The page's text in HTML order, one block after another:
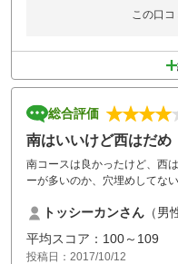
この口コ
総合評価
南はいいけど西はだめ
南コースは良かったけど、西
ーが多いのか、穴埋めしてな
トッシーカンさん （男
平均スコア：100～109
投稿日：2017/10/12